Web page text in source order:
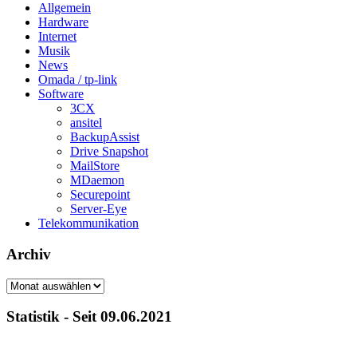
Allgemein
Hardware
Internet
Musik
News
Omada / tp-link
Software
3CX
ansitel
BackupAssist
Drive Snapshot
MailStore
MDaemon
Securepoint
Server-Eye
Telekommunikation
Archiv
Archiv
Statistik - Seit 09.06.2021